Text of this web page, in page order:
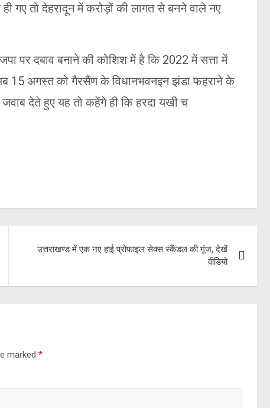
गए तो देहरादून में करोड़ों की लागत से बनने वाले नए
पर दबाव बनाने की कोशिश में है कि 2022 में सत्ता में
15 अगस्त को गैरसैंण के विधानभवनइन झंडा फहराने के
देते हुए यह तो कहेंगे ही कि हरदा यखी च
उत्तराखण्ड में एक नए हाई प्रोफाइल सेक्स स्कैंडल की गूंज, देखें
वीडियो
marked *